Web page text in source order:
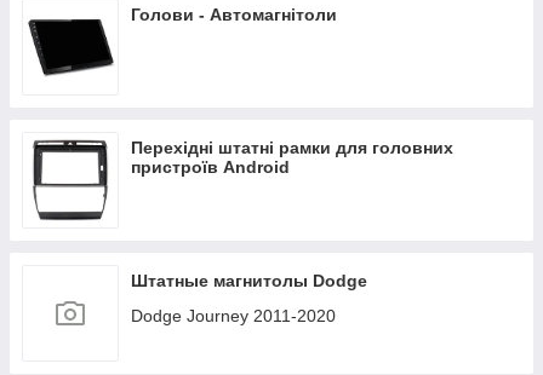
Голови - Автомагнітоли
Перехідні штатні рамки для головних
пристроїв Android
Штатные магнитолы Dodge
Dodge Journey 2011-2020